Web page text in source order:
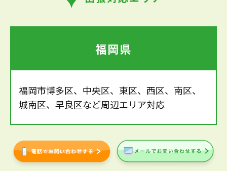
福岡県
福岡市博多区、中央区、東区、西区、南区、
城南区、早良区など周辺エリア対応